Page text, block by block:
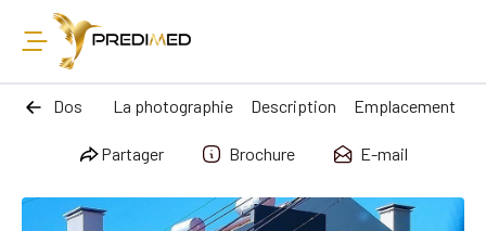
Dos La photographie Description Emplacement
Partager Brochure E-mail